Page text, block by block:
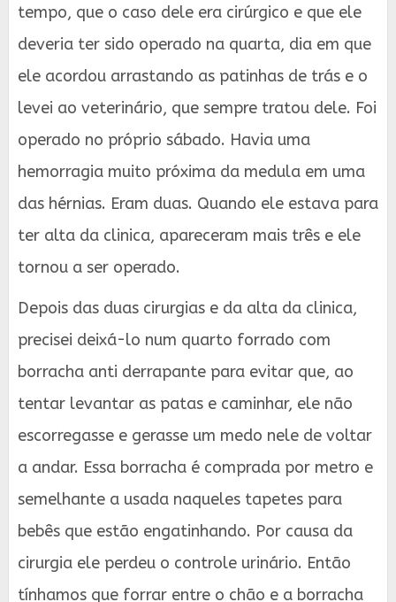
tempo, que o caso dele era cirúrgico e que ele
deveria ter sido operado na quarta, dia em que
ele acordou arrastando as patinhas de trás e o
levei ao veterinário, que sempre tratou dele. Foi
operado no próprio sábado. Havia uma
hemorragia muito próxima da medula em uma
das hérnias. Eram duas. Quando ele estava para
ter alta da clinica, apareceram mais três e ele
tornou a ser operado.
Depois das duas cirurgias e da alta da clinica,
precisei deixá-lo num quarto forrado com
borracha anti derrapante para evitar que, ao
tentar levantar as patas e caminhar, ele não
escorregasse e gerasse um medo nele de voltar
a andar. Essa borracha é comprada por metro e
semelhante a usada naqueles tapetes para
bebês que estão engatinhando. Por causa da
cirurgia ele perdeu o controle urinário. Então
tínhamos que forrar entre o chão e a borracha